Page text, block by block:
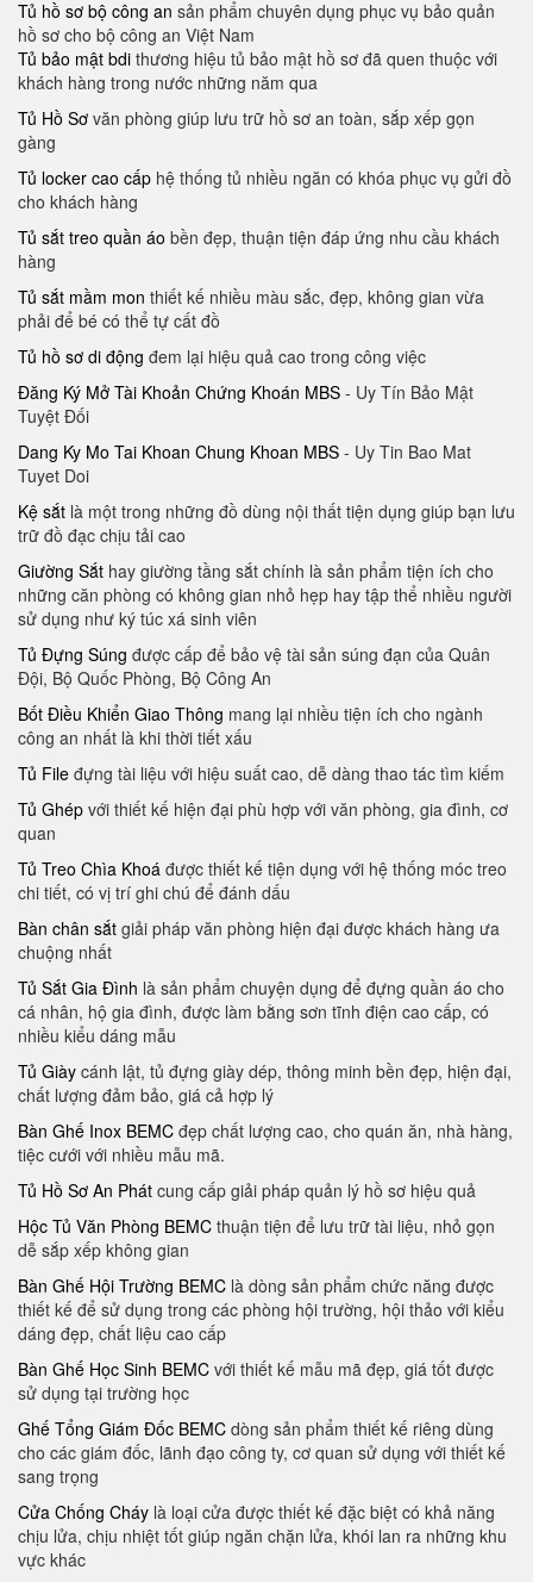
Tủ hồ sơ bộ công an sản phẩm chuyên dụng phục vụ bảo quản
hồ sơ cho bộ công an Việt Nam
Tủ bảo mật bdi thương hiệu tủ bảo mật hồ sơ đã quen thuộc với
khách hàng trong nước những năm qua
Tủ Hồ Sơ văn phòng giúp lưu trữ hồ sơ an toàn, sắp xếp gọn
gàng
Tủ locker cao cấp hệ thống tủ nhiều ngăn có khóa phục vụ gửi đồ
cho khách hàng
Tủ sắt treo quần áo bền đẹp, thuận tiện đáp ứng nhu cầu khách
hàng
Tủ sắt mầm mon thiết kế nhiều màu sắc, đẹp, không gian vừa
phải để bé có thể tự cất đồ
Tủ hồ sơ di động đem lại hiệu quả cao trong công việc
Đăng Ký Mở Tài Khoản Chứng Khoán MBS - Uy Tín Bảo Mật
Tuyệt Đối
Dang Ky Mo Tai Khoan Chung Khoan MBS - Uy Tin Bao Mat
Tuyet Doi
Kệ sắt là một trong những đồ dùng nội thất tiện dụng giúp bạn lưu
trữ đồ đạc chịu tải cao
Giường Sắt hay giường tầng sắt chính là sản phẩm tiện ích cho
những căn phòng có không gian nhỏ hẹp hay tập thể nhiều người
sử dụng như ký túc xá sinh viên
Tủ Đựng Súng được cấp để bảo vệ tài sản súng đạn của Quân
Đội, Bộ Quốc Phòng, Bộ Công An
Bốt Điều Khiển Giao Thông mang lại nhiều tiện ích cho ngành
công an nhất là khi thời tiết xấu
Tủ File đựng tài liệu với hiệu suất cao, dễ dàng thao tác tìm kiếm
Tủ Ghép với thiết kế hiện đại phù hợp với văn phòng, gia đình, cơ
quan
Tủ Treo Chìa Khoá được thiết kế tiện dụng với hệ thống móc treo
chi tiết, có vị trí ghi chú để đánh dấu
Bàn chân sắt giải pháp văn phòng hiện đại được khách hàng ưa
chuộng nhất
Tủ Sắt Gia Đình là sản phẩm chuyện dụng để đựng quần áo cho
cá nhân, hộ gia đình, được làm bằng sơn tĩnh điện cao cấp, có
nhiều kiểu dáng mẫu
Tủ Giày cánh lật, tủ đựng giày dép, thông minh bền đẹp, hiện đại,
chất lượng đảm bảo, giá cả hợp lý
Bàn Ghế Inox BEMC đẹp chất lượng cao, cho quán ăn, nhà hàng,
tiệc cưới với nhiều mẫu mã.
Tủ Hồ Sơ An Phát cung cấp giải pháp quản lý hồ sơ hiệu quả
Hộc Tủ Văn Phòng BEMC thuận tiện để lưu trữ tài liệu, nhỏ gọn
dễ sắp xếp không gian
Bàn Ghế Hội Trường BEMC là dòng sản phẩm chức năng được
thiết kế để sử dụng trong các phòng hội trường, hội thảo với kiểu
dáng đẹp, chất liệu cao cấp
Bàn Ghế Học Sinh BEMC với thiết kế mẫu mã đẹp, giá tốt được
sử dụng tại trường học
Ghế Tổng Giám Đốc BEMC dòng sản phẩm thiết kế riêng dùng
cho các giám đốc, lãnh đạo công ty, cơ quan sử dụng với thiết kế
sang trọng
Cửa Chống Cháy là loại cửa được thiết kế đặc biệt có khả năng
chịu lửa, chịu nhiệt tốt giúp ngăn chặn lửa, khói lan ra những khu
vực khác